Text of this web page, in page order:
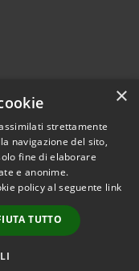
© 2026 • Comune di
Merì • Powered by
•
Accesso
redazione
×
strettamente
navigazione del sito,
fine di elaborare
e anonime.
policy al seguente link
TUTTO